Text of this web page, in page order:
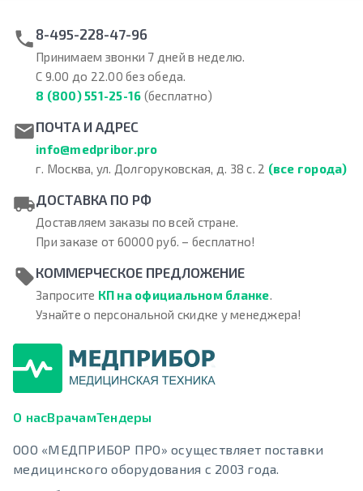
8-495-228-47-96
Принимаем звонки 7 дней в неделю.
С 9.00 до 22.00 без обеда.
8 (800) 551-25-16 (бесплатно)
ПОЧТА И АДРЕС
info@medpribor.pro
г. Москва, ул. Долгоруковская, д. 38 с. 2 (все города)
ДОСТАВКА ПО РФ
Доставляем заказы по всей стране.
При заказе от 60000 руб. – бесплатно!
КОММЕРЧЕСКОЕ ПРЕДЛОЖЕНИЕ
Запросите КП на официальном бланке.
Узнайте о персональной скидке у менеджера!
О насВрачамТендеры
ООО «МЕДПРИБОР ПРО» осуществляет поставки
медицинского оборудования с 2003 года.